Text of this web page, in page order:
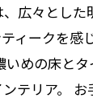
広々とした
ィークを感
いめの床と
テリア。